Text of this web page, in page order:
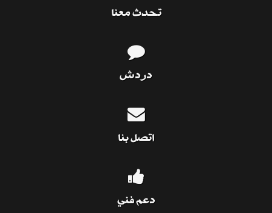
تحدث معنا
دردش
اتصل بنا
دعم فني